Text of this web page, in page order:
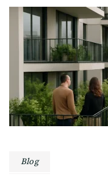
Blog